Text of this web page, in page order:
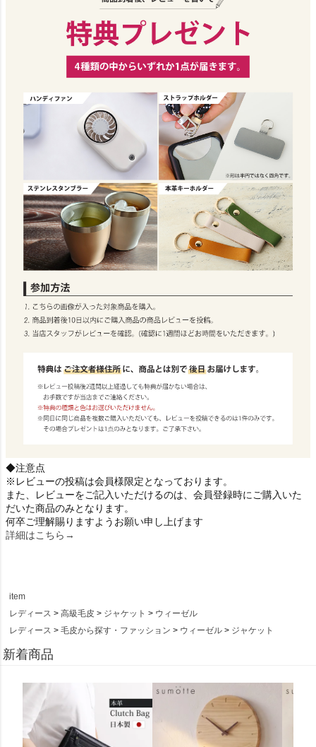
◆注意点
※レビューの投稿は会員様限定となっております。
また、レビューをご記入いただけるのは、会員登録時にご購入いた
だいた商品のみとなります。
何卒ご理解賜りますようお願い申し上げます
詳細はこちら→
item
レディース
高級毛皮 ジャケット
ウィーゼル
レディース
毛皮から探す・ファッション ウィーゼル ジャケット
新着商品